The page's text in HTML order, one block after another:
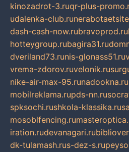
kinozadrot-3.ruqr-plus-
udalenka-club.ru
dash-cash-now.rubravoprod.ru
hotteygroup.rubagira31.ru
dveriland73.runis-glonass51.ru
vrema-zdorov.ruvelonik.ru
nike-air-max-95.runadookna.ru
mobilreklama.rupds-nn.ru
spksochi.rushkola-klassika.ru
mosoblfencing.ru
iration.rudevanagari.ru
dk-tulamash.rus-dez-s.ru